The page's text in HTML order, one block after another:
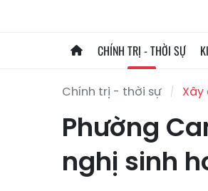
CHÍNH TRỊ - THỜI SỰ
Chính trị - thời sự
Phường
nghị sinh